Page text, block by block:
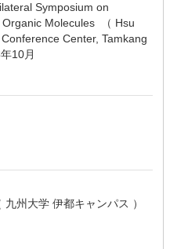
Symposium on
Molecules （ Hsu
Center, Tamkang
10月
州大学 伊都キャンパス ）